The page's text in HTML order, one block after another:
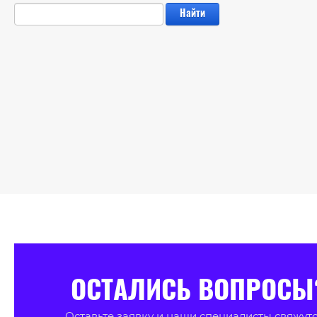
Найти
ОСТАЛИСЬ